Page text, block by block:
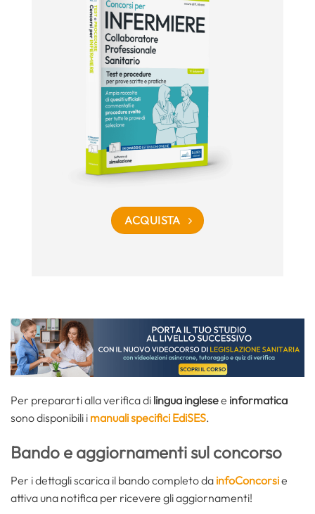
ACQUISTA
Per prepararti alla verifica di lingua inglesee informatica
sono disponibili i manuali specifici EdiSES.
Bando e aggiornamenti sul concorso
Per i dettagli scarica il bando completo da infoConcorsie
attiva una notifica per ricevere gli aggiornamenti!